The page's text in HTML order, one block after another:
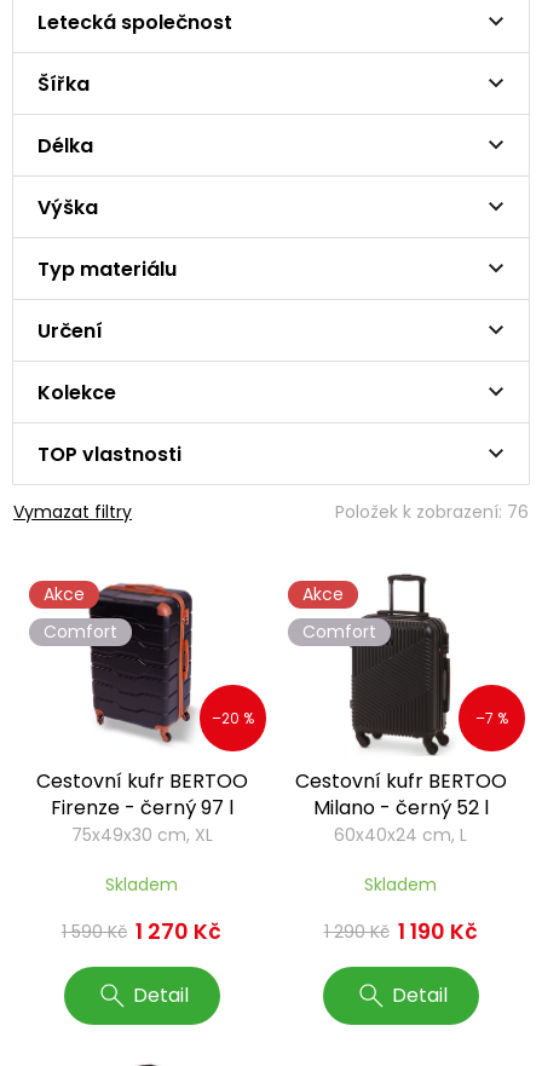
Letecká společnost
Šířka
Délka
Výška
Typ materiálu
Určení
Kolekce
TOP vlastnosti
Vymazat filtry Položek k zobrazení: 76
Akce
Comfort
–20 %
Cestovní kufr BERTOO
Firenze - černý 97 l
75x49x30 cm, XL
Skladem
1 590 Kč 1 270 Kč
Detail
Akce
Comfort
–7 %
Cestovní kufr BERTOO
Milano - černý 52 l
60x40x24 cm, L
Skladem
1 290 Kč 1 190 Kč
Detail